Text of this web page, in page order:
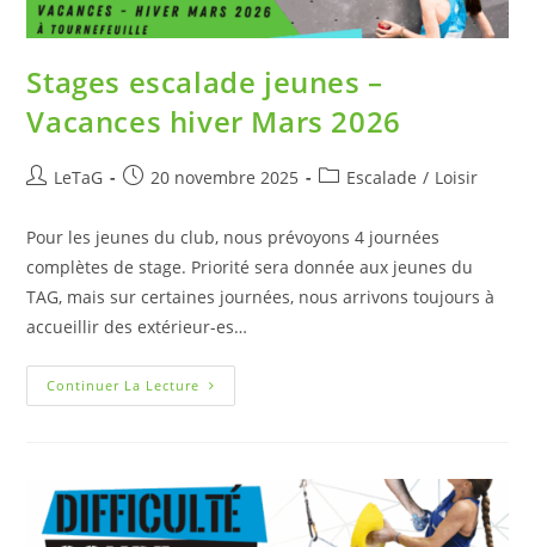
Stages escalade jeunes –
Vacances hiver Mars 2026
LeTaG 20 novembre 2025 Escalade / Loisir
Pour les jeunes du club, nous prévoyons 4 journées
complètes de stage. Priorité sera donnée aux jeunes du
TAG, mais sur certaines journées, nous arrivons toujours à
accueillir des extérieur-es…
Continuer La Lecture